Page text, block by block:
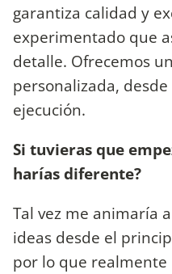
garantiza calidad y
experimentado que
detalle. Ofrecemos
personalizada,
ejecución.
Si tuvieras que
harías diferente?
Tal vez me animaría
ideas desde el
por lo que